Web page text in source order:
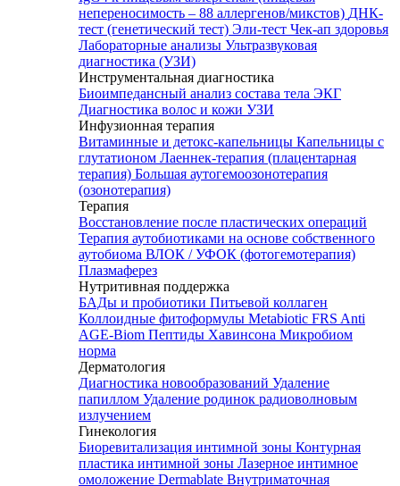
непереносимость – 88 аллергенов/микстов) ДНК-
тест (генетический тест) Эли-тест Чек-ап здоровья
Лабораторные анализы Ультразвуковая
диагностика (УЗИ)
Инструментальная диагностика
Биоимпедансный анализ состава тела ЭКГ
Диагностика волос и кожи УЗИ
Инфузионная терапия
Витаминные и детокс-капельницы Капельницы с
глутатионом Лаеннек-терапия (плацентарная
терапия) Большая аутогемоозонотерапия
(озонотерапия)
Терапия
Восстановление после пластических операций
Терапия аутобиотиками на основе собственного
аутобиома ВЛОК / УФОК (фотогемотерапия)
Плазмаферез
Нутритивная поддержка
БАДы и пробиотики Питьевой коллаген
Коллоидные фитоформулы Metabiotic FRS Anti
AGE-Biom Пептиды Хавинсона Микробиом
норма
Дерматология
Диагностика новообразований Удаление
папиллом Удаление родинок радиоволновым
излучением
Гинекология
Биоревитализация интимной зоны Контурная
пластика интимной зоны Лазерное интимное
омоложение Dermablate Внутриматочная